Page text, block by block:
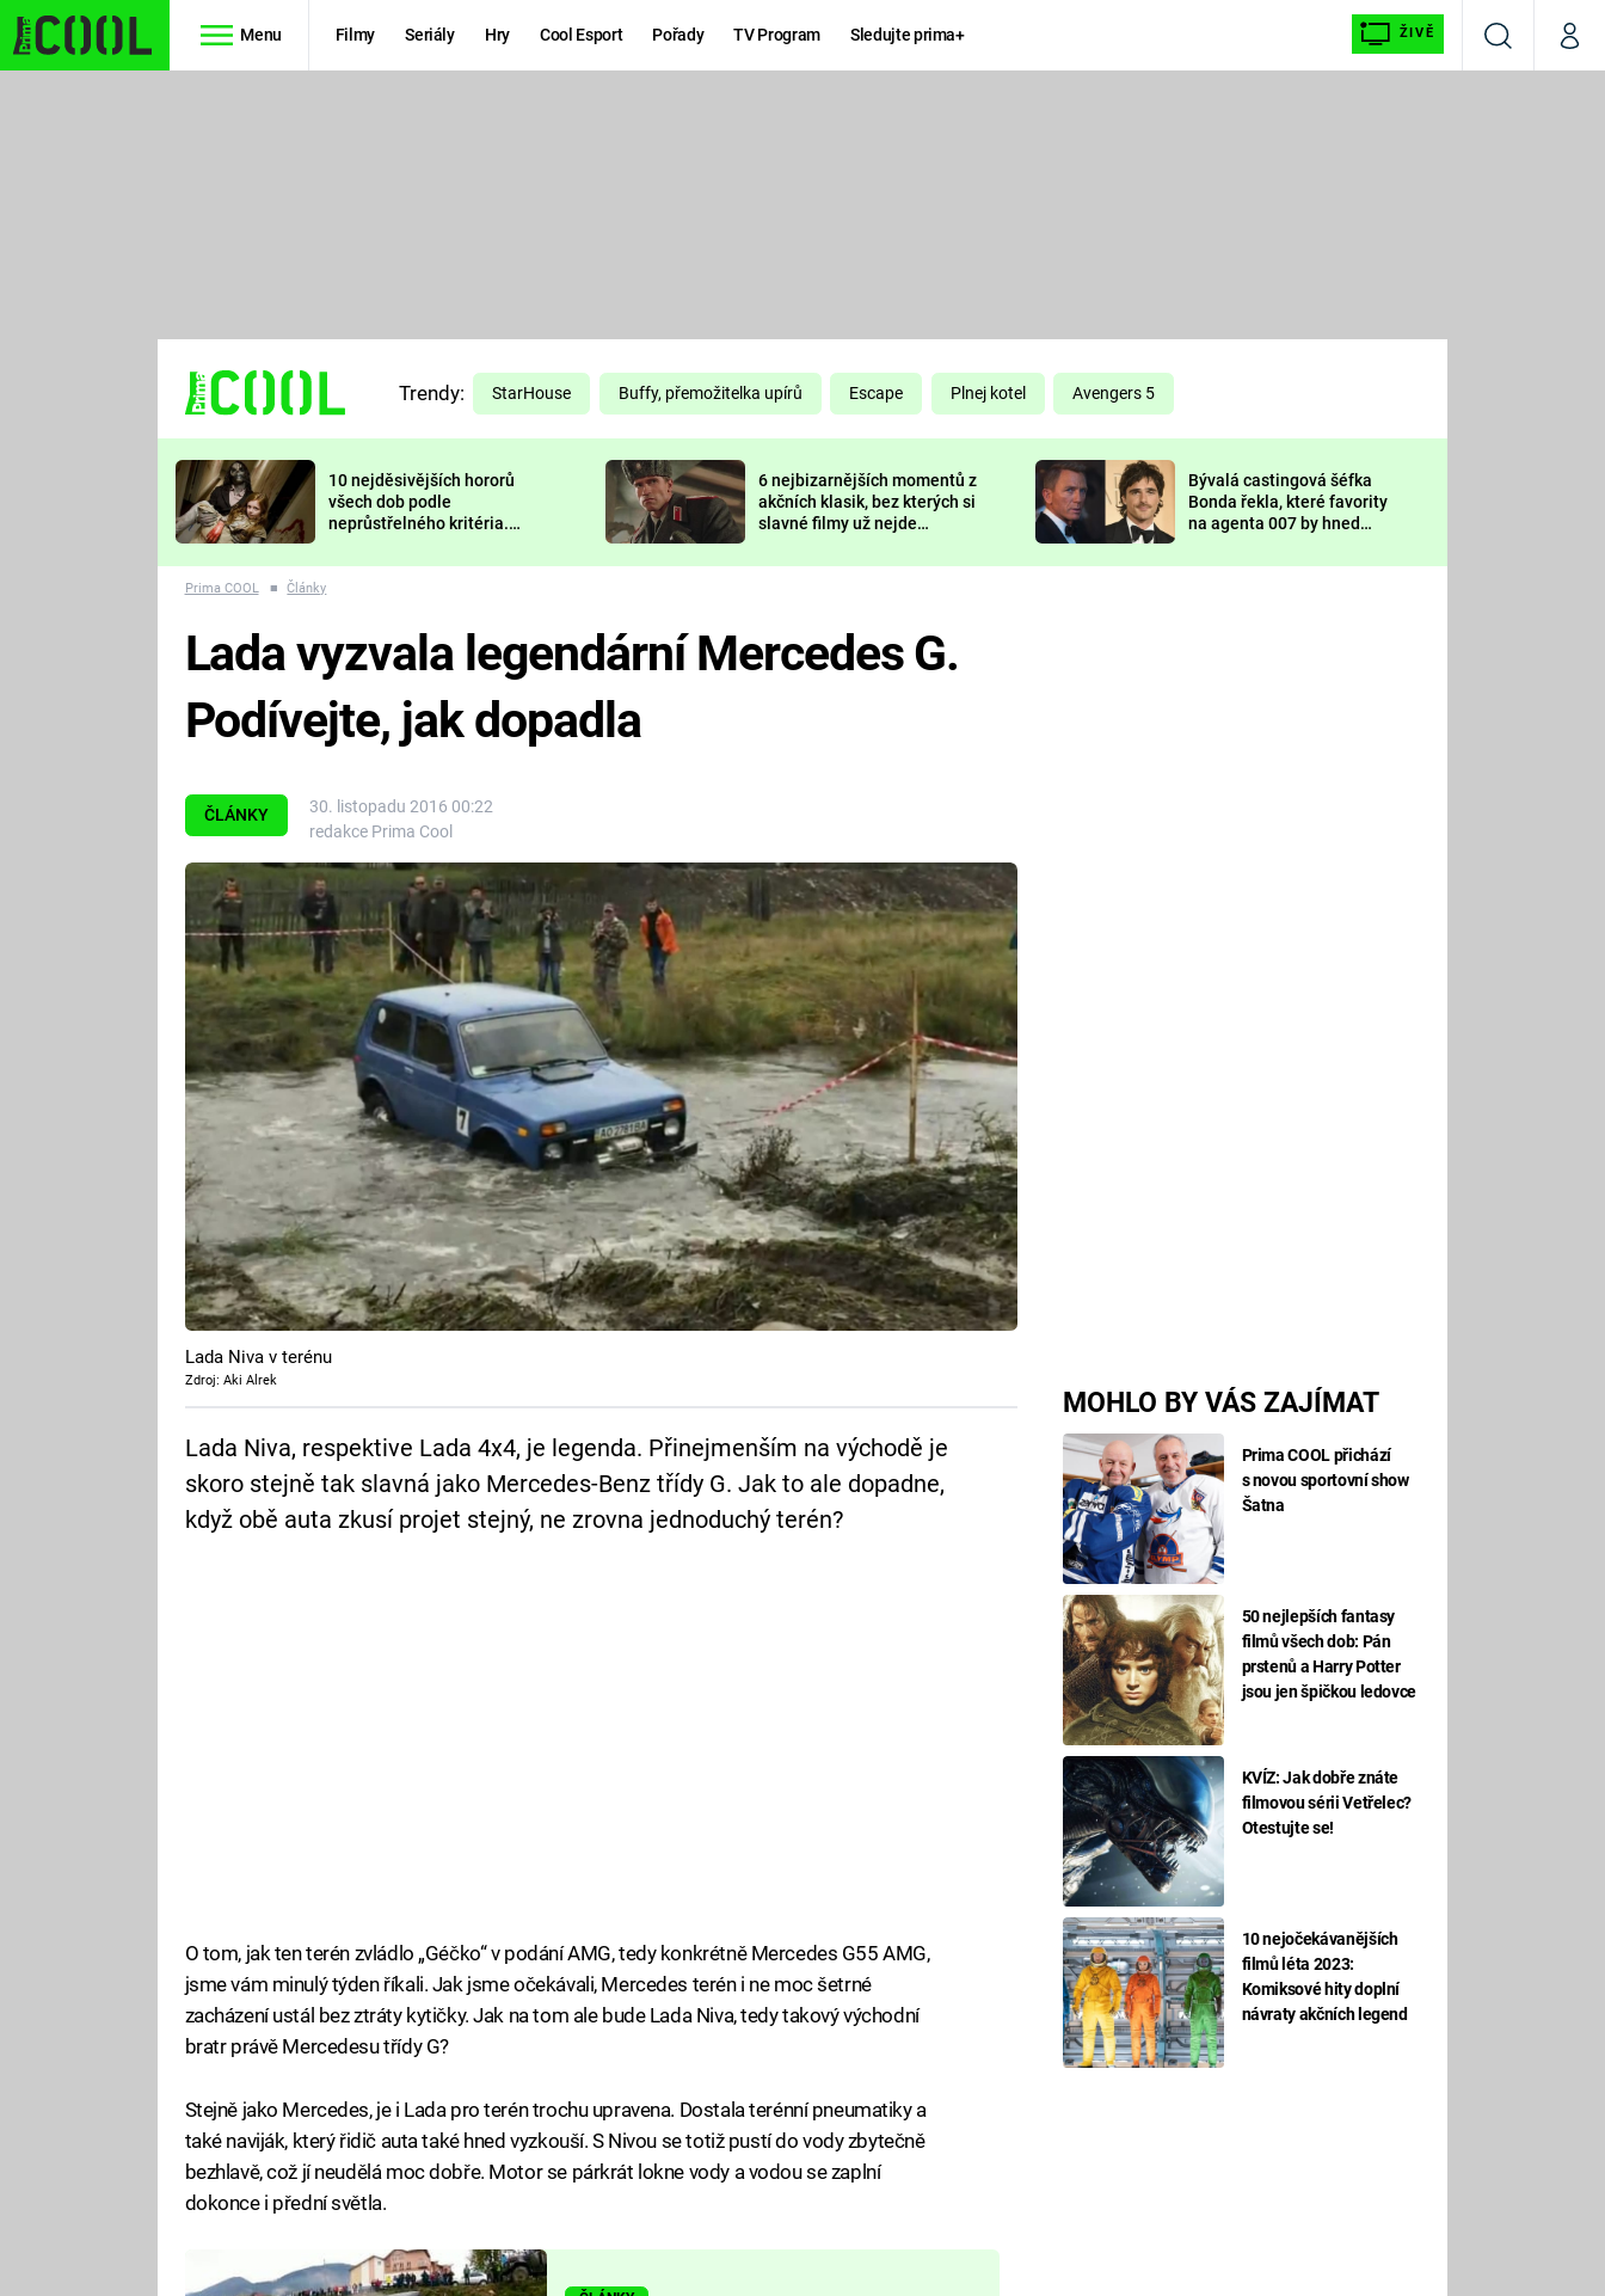
Menu Filmy Seriály Hry Cool Esport Pořady TV Program Sledujte prima+ ŽIVĚ
VyhledáváníMůj
TŘESKU
FUTURAMA
PREDÁTOR
DELIVERANCE
KOMEDIE
CHUCK
NORRIS
DEADPOOL
Prima LAJK
Sledujte nás
Trendy: StarHouse Buffy, přemožitelka upírů Escape Plnej kotel Avengers 5
10 nejděsivějších hororů
všech dob podle
neprůstřelného kritéria.
nejvíc zvednou tep?
6 nejbizarnějších momentů z
akčních klasik, bez kterých si
slavné filmy už nejde
Bývalá castingová šéfka
Bonda řekla, které favority
na agenta 007 by hned
Prima COOL ■ Články
ČLÁNKY
30. listopadu 2016 00:22
redakce Prima Cool
MOHLO BY VÁS ZAJÍMAT
Prima COOL přichází
s novou sportovní show
Šatna
50 nejlepších fantasy
filmů všech dob: Pán
prstenů a Harry Potter
jsou jen špičkou ledovce
KVÍZ: Jak dobře znáte
filmovou sérii Vetřelec?
Otestujte se!
10 nejočekávanějších
filmů léta 2023:
Komiksové hity doplní
návraty akčních legend
Lada vyzvala legendární Mercedes G.
Podívejte, jak dopadla
Lada Niva v terénu
Zdroj: Aki Alrek
Lada Niva, respektive Lada 4x4, je legenda. Přinejmenším na východě je
skoro stejně tak slavná jako Mercedes-Benz třídy G. Jak to ale dopadne,
když obě auta zkusí projet stejný, ne zrovna jednoduchý terén?
O tom, jak ten terén zvládlo „Géčko“ v podání AMG, tedy konkrétně Mercedes G55 AMG,
jsme vám minulý týden říkali. Jak jsme očekávali, Mercedes terén i ne moc šetrné
zacházení ustál bez ztráty kytičky. Jak na tom ale bude Lada Niva, tedy takový východní
bratr právě Mercedesu třídy G?
Stejně jako Mercedes, je i Lada pro terén trochu upravena. Dostala terénní pneumatiky a
také naviják, který řidič auta také hned vyzkouší. S Nivou se totiž pustí do vody zbytečně
bezhlavě, což jí neudělá moc dobře. Motor se párkrát lokne vody a vodou se zaplní
dokonce i přední světla.